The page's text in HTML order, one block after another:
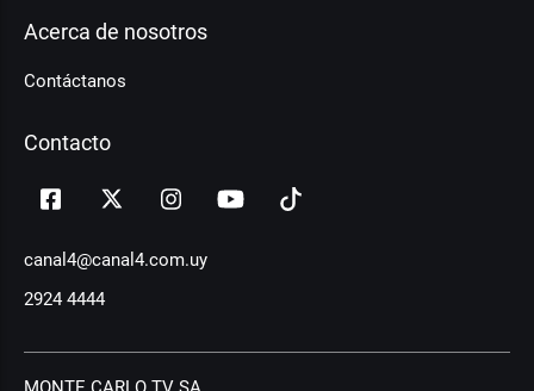
Acerca de nosotros
Contáctanos
Contacto
canal4@canal4.com.uy
2924 4444